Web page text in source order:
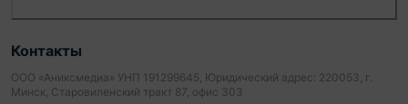
Контакты
ООО «Аниксмедиа» УНП 191299645, Юридический адрес: 220053, г.
Минск, Старовиленский тракт 87, офис 303